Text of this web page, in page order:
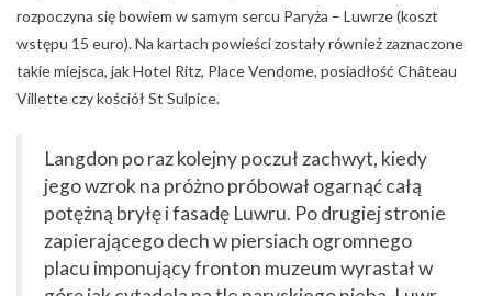
rozpoczyna się bowiem w samym sercu Paryża – Luwrze (koszt
wstępu 15 euro). Na kartach powieści zostały również zaznaczone
takie miejsca, jak Hotel Ritz, Place Vendome, posiadłość Château
Villette czy kościół St Sulpice.
Langdon po raz kolejny poczuł zachwyt, kiedy
jego wzrok na próżno próbował ogarnąć całą
potężną bryłę i fasadę Luwru. Po drugiej stronie
zapierającego dech w piersiach ogromnego
placu imponujący fronton muzeum wyrastał w